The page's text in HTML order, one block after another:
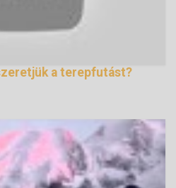
a terepfutást?